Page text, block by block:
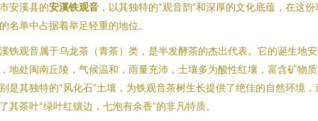
安溪县的安溪铁观音 ，以其独特的“观音韵”和深厚的文化底蕴，在这份
名单中占据着举足轻重的地位。
铁观音属于乌龙茶（青茶）类，是半发酵茶的杰出代表。它的诞生地
地处闽南丘陵，气候温和，雨量充沛，土壤多为酸性红壤，富含矿物
是其独特的“风化石”土壤，为铁观音茶树生长提供了绝佳的自然环境，
其茶叶“绿叶红镶边，七泡有余香”的非凡特质。